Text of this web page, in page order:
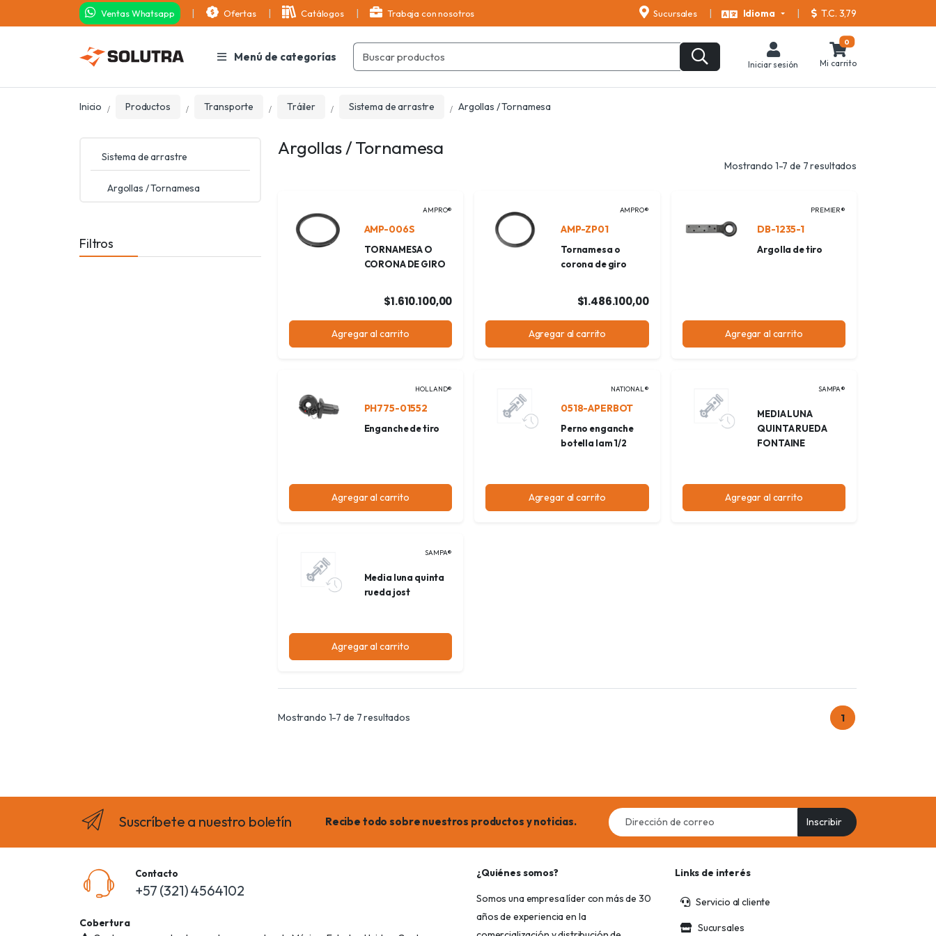
Ventas Whatsapp Ofertas Catálogos Trabaja con nosotros Sucursales Idioma T.C. 3,79
Menú de categorías
Iniciar sesión
0
Mi carrito
Inicio Productos Transporte Tráiler Sistema de arrastre Argollas / Tornamesa
Sistema de arrastre
Argollas / Tornamesa
Filtros
Argollas / Tornamesa
Mostrando 1-7 de 7 resultados
AMPRO®
AMP-006S
TORNAMESA O
CORONA DE GIRO
$1.610.100,00
Agregar al carrito
AMPRO®
AMP-ZP01
Tornamesa o
corona de giro
$1.486.100,00
Agregar al carrito
PREMIER®
DB-1235-1
Argolla de tiro
Agregar al carrito
HOLLAND®
PH775-01552
Enganche de tiro
Agregar al carrito
NATIONAL®
0518-APERBOT
Perno enganche
botella lam 1/2
Agregar al carrito
SAMPA®
MEDIA LUNA
QUINTA RUEDA
FONTAINE
Agregar al carrito
SAMPA®
Media luna quinta
rueda jost
Agregar al carrito
Mostrando 1-7 de 7 resultados 1
Suscríbete a nuestro boletín Recibe todo sobre nuestros productos y noticias.
Email
address
Inscribir
Contacto
+57 (321) 4564102
Cobertura
¿Quiénes somos?
Somos una empresa líder con más de 30
años de experiencia en la
Links de interés
Servicio al cliente
Sucursales